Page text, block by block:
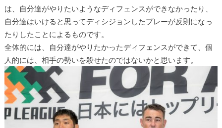
は、自分達がやりたいようなディフェンスができなかったり、
自分達はいけると思ってディシジョンしたプレーが反則になっ
たりしたことによるものです。
全体的には、自分達がやりたかったディフェンスができて、個
人的には、相手の勢いを殺せたのではないかと思います。